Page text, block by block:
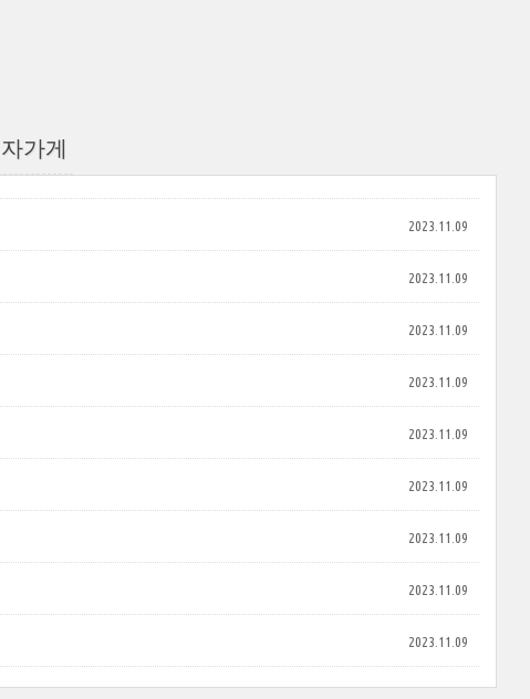
가게
2023.11.09
2023.11.09
2023.11.09
2023.11.09
2023.11.09
2023.11.09
2023.11.09
2023.11.09
2023.11.09